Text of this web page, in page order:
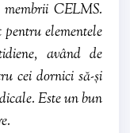
CELMS.
elementele
având de
cei dornici să-și
Este un bun